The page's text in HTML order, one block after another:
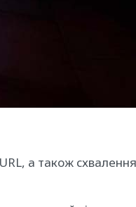
а також